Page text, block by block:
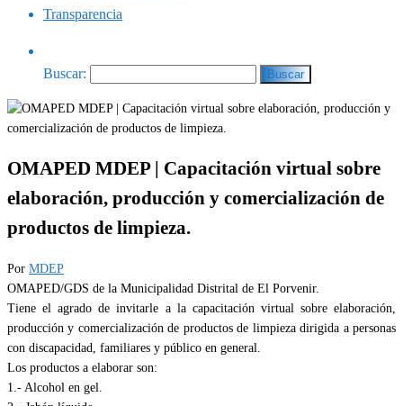
Transparencia
Buscar:
OMAPED MDEP | Capacitación virtual sobre
elaboración, producción y comercialización de
productos de limpieza.
Por MDEP
OMAPED/GDS de la Municipalidad Distrital de El Porvenir.
Tiene el agrado de invitarle a la capacitación virtual sobre elaboración,
producción y comercialización de productos de limpieza dirigida a personas
con discapacidad, familiares y público en general.
Los productos a elaborar son:
1.- Alcohol en gel.